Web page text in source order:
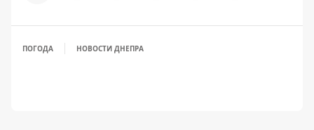
ПОГОДА НОВОСТИ ДНЕПРА